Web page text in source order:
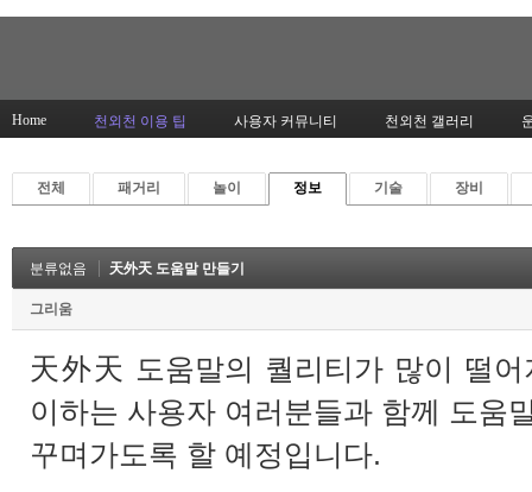
Home 천외천 이용 팁 사용자 커뮤니티 천외천 갤러리
전체 패거리 놀이 정보 기술 장비
분류없음 天外天 도움말 만들기
그리움
天外天 도움말의 퀄리티가 많이 떨
이하는 사용자 여러분들과 함께 도움
꾸며가도록 할 예정입니다.